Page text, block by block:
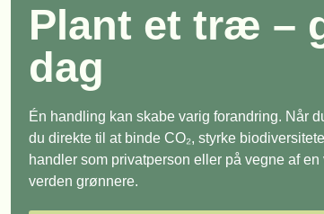
Plant et træ –
dag
Én handling kan skabe varig forandring. Når
du direkte til at binde CO₂, styrke
handler som privatperson eller på vegne af
verden grønnere.